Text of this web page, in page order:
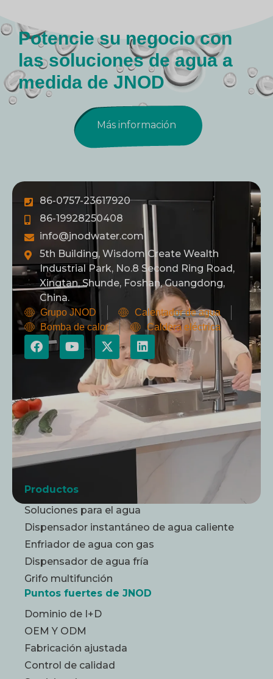
Potencie su negocio con
las soluciones de agua a
medida de JNOD
Más información
86-0757-23617920
86-19928250408
info@jnodwater.com
5th Building, Wisdom Create Wealth
Industrial Park, No.8 Second Ring Road,
Xingtan, Shunde, Foshan, Guangdong,
China.
Grupo JNOD
Calentador de agua
Bomba de calor
Caldera eléctrica
Productos
Soluciones para el agua
Dispensador instantáneo de agua caliente
Enfriador de agua con gas
Dispensador de agua fría
Grifo multifunción
Puntos fuertes de JNOD
Dominio de I+D
OEM Y ODM
Fabricación ajustada
Control de calidad